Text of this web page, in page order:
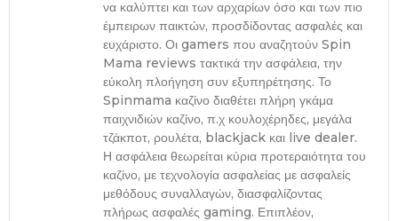
να καλύπτει και των αρχαρίων όσο και των πιο
έμπειρων παικτών, προσδίδοντας ασφαλές και
ευχάριστο. Οι gamers που αναζητούν Spin
Mama reviews τακτικά την ασφάλεια, την
εύκολη πλοήγηση συν εξυπηρέτησης. Το
Spinmama καζίνο διαθέτει πλήρη γκάμα
παιχνιδιών καζίνο, π.χ κουλοχέρηδες, μεγάλα
τζάκποτ, ρουλέτα, blackjack και live dealer.
Η ασφάλεια θεωρείται κύρια προτεραιότητα του
καζίνο, με τεχνολογία ασφαλείας με ασφαλείς
μεθόδους συναλλαγών, διασφαλίζοντας
πλήρως ασφαλές gaming. Επιπλέον,